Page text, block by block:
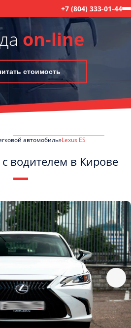
+7 (804) 333-01-44
on-line
стоимость
автомобиль Lexus ES
с водителем в Кирове
Персональных данных